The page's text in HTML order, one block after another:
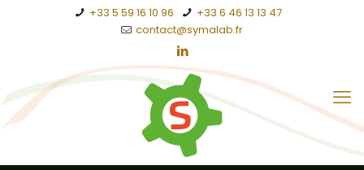
+33 5 59 16 10 96
+33 6 46 13 13 47
contact@symalab.fr